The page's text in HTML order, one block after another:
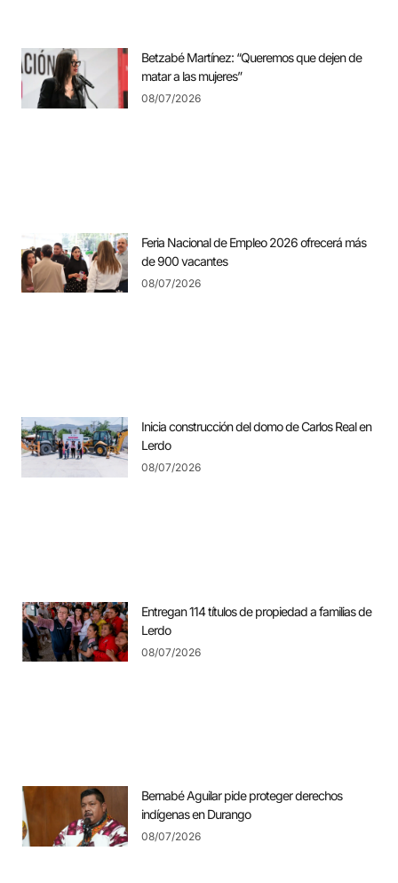
Betzabé Martínez: “Queremos que dejen de
matar a las mujeres”
08/07/2026
Feria Nacional de Empleo 2026 ofrecerá más
de 900 vacantes
08/07/2026
Inicia construcción del domo de Carlos Real en
Lerdo
08/07/2026
Entregan 114 títulos de propiedad a familias de
Lerdo
08/07/2026
Bernabé Aguilar pide proteger derechos
indígenas en Durango
08/07/2026